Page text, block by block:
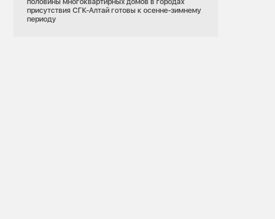
присутствия СГК-Алтай готовы к осенне-зимнему
периоду